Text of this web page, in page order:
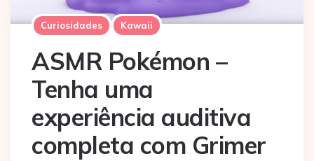
Curiosidades Kawaii
ASMR Pokémon –
Tenha uma
experiência auditiva
completa com Grimer